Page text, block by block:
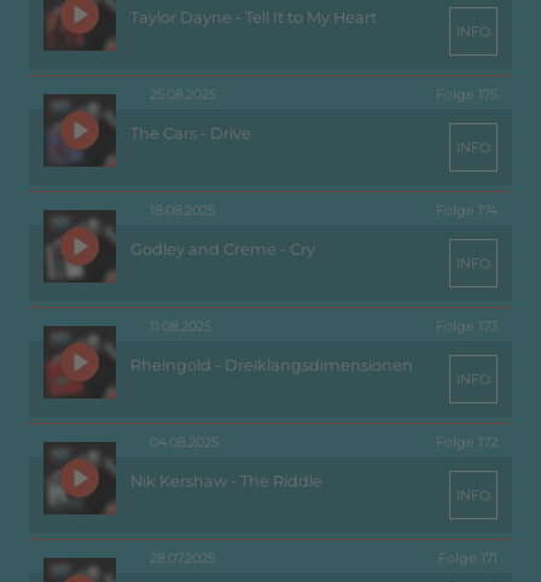
Taylor Dayne - Tell It to My Heart
INFO
25.08.2025 Folge 175
The Cars - Drive
INFO
18.08.2025 Folge 174
Godley and Creme - Cry
INFO
11.08.2025 Folge 173
Rheingold - Dreiklangsdimensionen
INFO
04.08.2025 Folge 172
Nik Kershaw - The Riddle
INFO
28.07.2025 Folge 171